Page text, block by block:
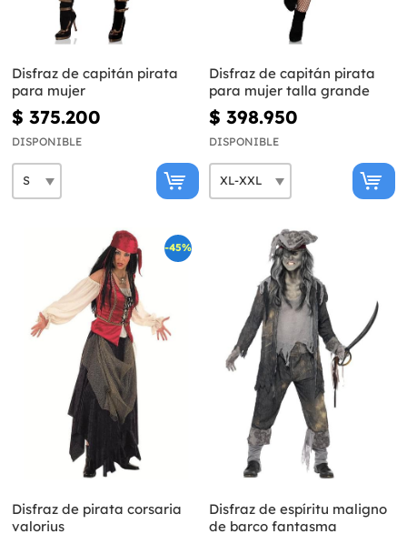
Disfraz de capitán pirata
para mujer
$ 375.200
DISPONIBLE
Disfraz de capitán pirata
para mujer talla grande
$ 398.950
DISPONIBLE
-45%
Disfraz de pirata corsaria
valorius
Disfraz de espíritu maligno
de barco fantasma